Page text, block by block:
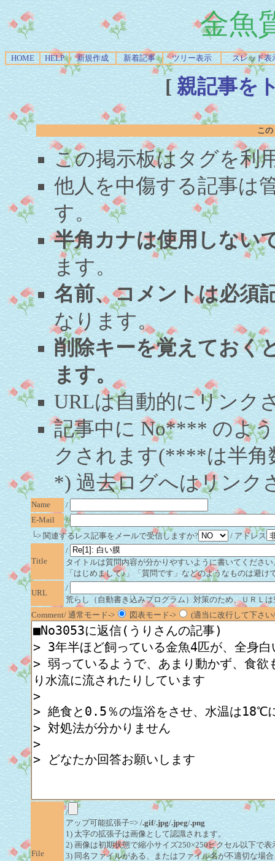
金魚
HOME HELP 新規作成 新着記事 ツリー表示 スレッド表
[ 親記事を
こ
この掲示板はタグを利
他人を中傷する記事は
す。
半角カナは使用しない
ます。
名前、コメントは必須
なります。
削除キーを覚えておく
ます。
URLは自動的にリンク
記事中に No**** のよ
クされます(****は半角
*) 過去ログへはリンク
Name
/
E-Mail
/
└> 関連するレス記事をメールで受信しますか?
/ アドレス
Title
/
タイトルは質問内容が分かりやすいように書いてください
「はじめまして♪」「質問です」などのようなものは避け
URL
/
荒らし（自動書き込みプログラム）対策のため、ＵＲＬ
Comment/ 通常モード->
図表モード-> (適当に改行して下さ
File
/
アップ可能拡張子=> /.gif/.jpg/.jpeg/.png
1) 太字の拡張子は画像として認識されます。
2) 画像は初期状態で縮小サイズ250×250ピクセル以下で表
3) 同名ファイルがある、またはファイル名が不適切な場